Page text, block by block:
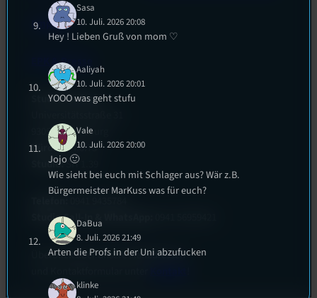
Empfang
EPK & Presse
Studentenfunk
93053 Regensburg
Büro:PT 4.0.73
Studio:SH 1.39
Telefon:
Studio Call-In & WhatsApp:
Überblick über unsere Mailadressen
Sasa
10. Juli. 2026 20:08
Hey ! Lieben Gruß von mom ♡
Aaliyah
10. Juli. 2026 20:01
YOOO was geht stufu
Vale
10. Juli. 2026 20:00
Jojo 🙂
Wie sieht bei euch mit Schlager aus? Wär z.B.
Bürgermeister MarKuss was für euch?
DaBua
8. Juli. 2026 21:49
Arten die Profs in der Uni abzufucken
klinke